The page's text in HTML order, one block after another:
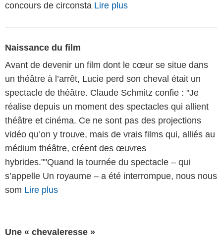
concours de circonsta Lire plus
Naissance du film
Avant de devenir un film dont le cœur se situe dans
un théâtre à l’arrêt, Lucie perd son cheval était un
spectacle de théâtre. Claude Schmitz confie : "Je
réalise depuis un moment des spectacles qui allient
théâtre et cinéma. Ce ne sont pas des projections
vidéo qu’on y trouve, mais de vrais films qui, alliés au
médium théâtre, créent des œuvres
hybrides.""Quand la tournée du spectacle – qui
s’appelle Un royaume – a été interrompue, nous nous
som Lire plus
Une « chevaleresse »